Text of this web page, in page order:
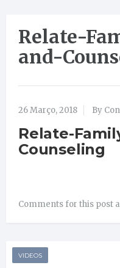
Relate-
and-
26 Março, 2018 By
Relate-
Counseling
Comments for this post
VIDEOS